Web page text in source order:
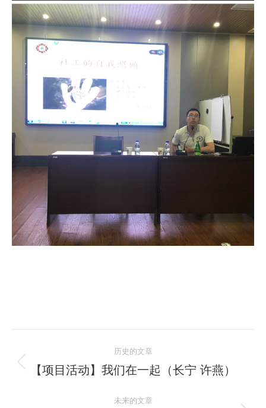
章
历史的文章
历
的
【项目活动】我们在一起（长宁 许燕）
未来的文章